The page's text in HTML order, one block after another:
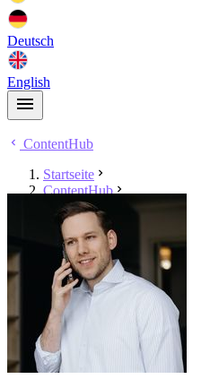
Deutsch
English
ContentHub
Startseite
ContentHub
Tobias Dziuba